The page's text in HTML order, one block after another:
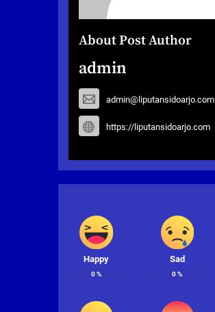
About Post Author
admin
admin@liputansidoarjo.com
https://liputansidoarjo.com
Happy
0%
Sad
0%